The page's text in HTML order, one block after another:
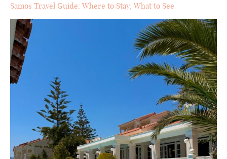
Samos Travel Guide: Where to Stay, What to See